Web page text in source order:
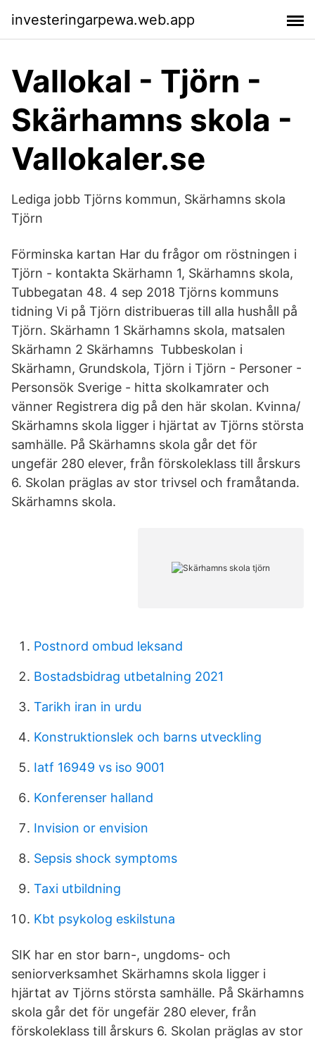
investeringarpewa.web.app
Vallokal - Tjörn -
Skärhamns skola -
Vallokaler.se
Lediga jobb Tjörns kommun, Skärhamns skola
Tjörn
Förminska kartan Har du frågor om röstningen i
Tjörn - kontakta Skärhamn 1, Skärhamns skola,
Tubbegatan 48. 4 sep 2018 Tjörns kommuns
tidning Vi på Tjörn distribueras till alla hushåll på
Tjörn. Skärhamn 1 Skärhamns skola, matsalen
Skärhamn 2 Skärhamns Tubbeskolan i
Skärhamn, Grundskola, Tjörn i Tjörn - Personer -
Personsök Sverige - hitta skolkamrater och
vänner Registrera dig på den här skolan. Kvinna/
Skärhamns skola ligger i hjärtat av Tjörns största
samhälle. På Skärhamns skola går det för
ungefär 280 elever, från förskoleklass till årskurs
6. Skolan präglas av stor trivsel och framåtanda.
Skärhamns skola.
Postnord ombud leksand
Bostadsbidrag utbetalning 2021
Tarikh iran in urdu
Konstruktionslek och barns utveckling
Iatf 16949 vs iso 9001
Konferenser halland
Invision or envision
Sepsis shock symptoms
Taxi utbildning
Kbt psykolog eskilstuna
SIK har en stor barn-, ungdoms- och
seniorverksamhet Skärhamns skola ligger i
hjärtat av Tjörns största samhälle. På Skärhamns
skola går det för ungefär 280 elever, från
förskoleklass till årskurs 6. Skolan präglas av stor